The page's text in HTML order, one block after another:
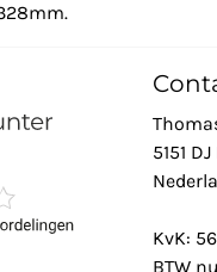
5151
KvK:
BTW